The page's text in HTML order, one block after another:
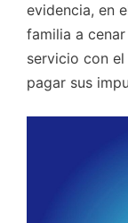
evidencia, en
familia a
servicio con
pagar sus